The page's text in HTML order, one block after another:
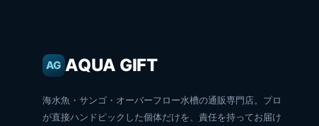
AG AQUA GIFT
海水魚・サンゴ・オーバーフロー水槽の通販専門店。プロ
が直接ハンドピックした個体だけを、責任を持ってお届け